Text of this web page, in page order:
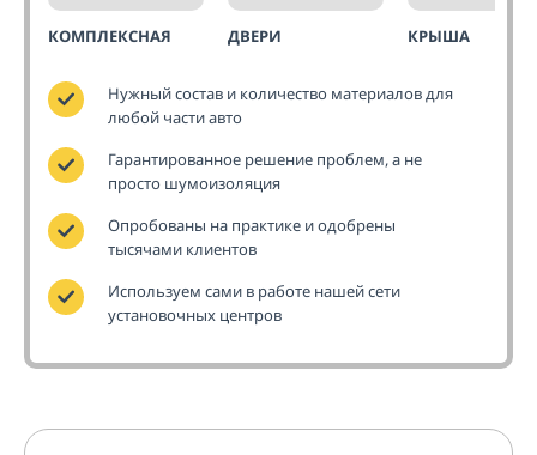
КОМПЛЕКСНАЯ ДВЕРИ КРЫША
Нужный состав и количество материалов для
любой части авто
Гарантированное решение проблем, а не
просто шумоизоляция
Опробованы на практике и одобрены
тысячами клиентов
Используем сами в работе нашей сети
установочных центров